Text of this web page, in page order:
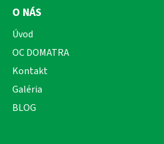
O NÁS
Úvod
OC DOMATRA
Kontakt
Galéria
BLOG